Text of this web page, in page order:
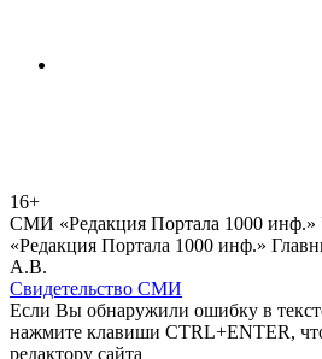
16+
СМИ «Редакция Портала 1000
«Редакция Портала 1000 инф.»
А.В.
Свидетельство СМИ
Если Вы обнаружили ошибку в
нажмите клавиши CTRL+ENTER,
редактору сайта